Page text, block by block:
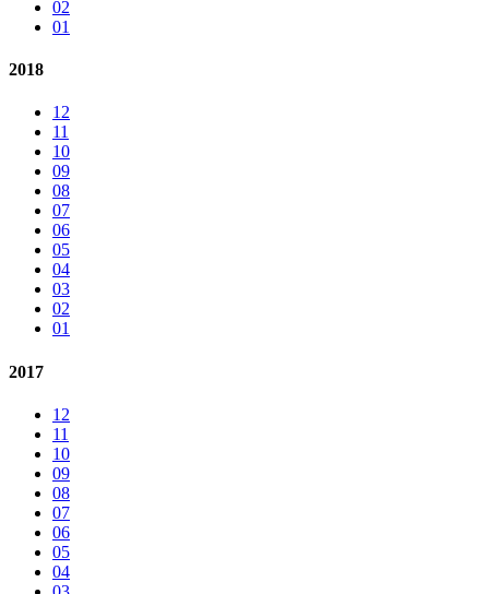
02
01
2018
12
11
10
09
08
07
06
05
04
03
02
01
2017
12
11
10
09
08
07
06
05
04